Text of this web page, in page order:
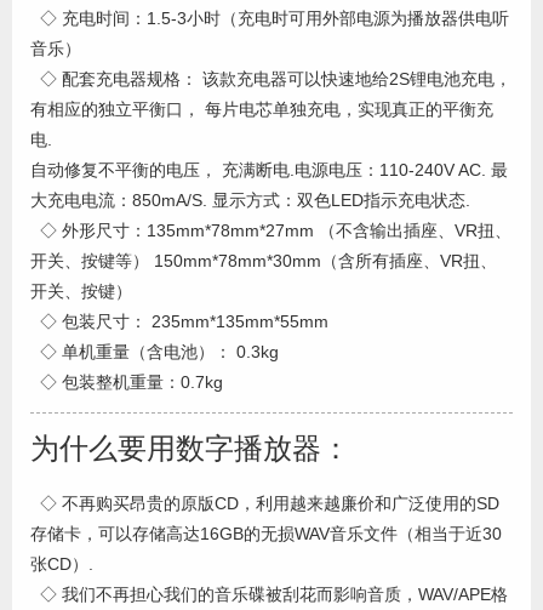
◇ 充电时间：1.5-3小时（充电时可用外部电源为播放器供电听
音乐）
◇ 配套充电器规格： 该款充电器可以快速地给2S锂电池充电，
有相应的独立平衡口， 每片电芯单独充电，实现真正的平衡充
电.
自动修复不平衡的电压， 充满断电.电源电压：110-240V AC. 最
大充电电流：850mA/S. 显示方式：双色LED指示充电状态.
◇ 外形尺寸：135mm*78mm*27mm （不含输出插座、VR扭、
开关、按键等） 150mm*78mm*30mm（含所有插座、VR扭、
开关、按键）
◇ 包装尺寸： 235mm*135mm*55mm
◇ 单机重量（含电池）： 0.3kg
◇ 包装整机重量：0.7kg
为什么要用数字播放器：
◇ 不再购买昂贵的原版CD，利用越来越廉价和广泛使用的SD
存储卡，可以存储高达16GB的无损WAV音乐文件（相当于近30
张CD）.
◇ 我们不再担心我们的音乐碟被刮花而影响音质，WAV/APE格